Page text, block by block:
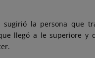
sugirió la persona que
llegó a le superiore y